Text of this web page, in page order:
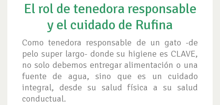
El rol de tenedora responsable
y el cuidado de Rufina
Como tenedora responsable de un gato -de
pelo super largo- donde su higiene es CLAVE,
no solo debemos entregar alimentación o una
fuente de agua, sino que es un cuidado
integral, desde su salud física a su salud
conductual.